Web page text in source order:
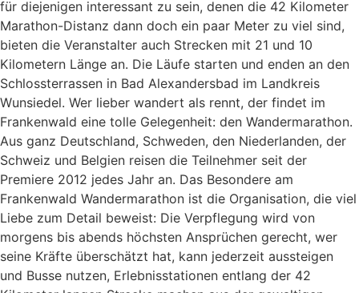
für diejenigen interessant zu sein, denen die 42 Kilometer
Marathon-Distanz dann doch ein paar Meter zu viel sind,
bieten die Veranstalter auch Strecken mit 21 und 10
Kilometern Länge an. Die Läufe starten und enden an den
Schlossterrassen in Bad Alexandersbad im Landkreis
Wunsiedel. Wer lieber wandert als rennt, der findet im
Frankenwald eine tolle Gelegenheit: den Wandermarathon.
Aus ganz Deutschland, Schweden, den Niederlanden, der
Schweiz und Belgien reisen die Teilnehmer seit der
Premiere 2012 jedes Jahr an. Das Besondere am
Frankenwald Wandermarathon ist die Organisation, die viel
Liebe zum Detail beweist: Die Verpflegung wird von
morgens bis abends höchsten Ansprüchen gerecht, wer
seine Kräfte überschätzt hat, kann jederzeit aussteigen
und Busse nutzen, Erlebnisstationen entlang der 42